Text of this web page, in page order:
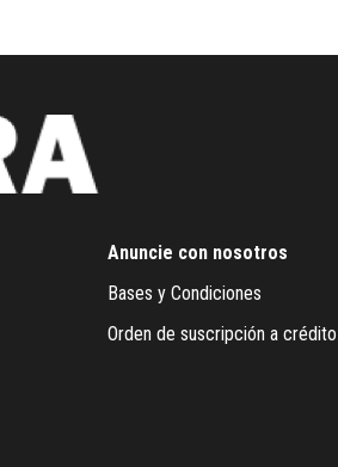
Anuncie con nosotros
Bases y Condiciones
Orden de suscripción a crédito